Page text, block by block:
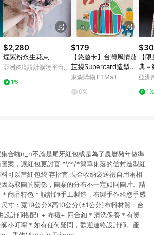
$2,280
煙紫粉永生花束
亞洲跨境設計購物平台
1%
$179
【悠遊卡】台灣風情茄
芷袋Supercard造型悠
遊卡-台灣(裁型)-受託
東森購物 ETMall
0%
$30
【
典－
亞洲
1%
合啦n_n不論是尾牙紅包或是為了農曆豬年做準
案，讓紅包更討喜 *\^^/*簡單俐落的信封造型紅
可以當紅包袋‧存摺套‧現金收納袋送禮自用兩相
為取圖的關係，圖案的分布不一定如同圖片。請
商品特色＊設計師手工製造，布製手作給您手感
寸：寬19公分X高10公分(±1公分)布料材質：台
設計師搭配) + 布襯+ 四合釦＊清洗保養＊有燙
小叮嚀＊如有任何疑問，歡迎連絡設計師。產